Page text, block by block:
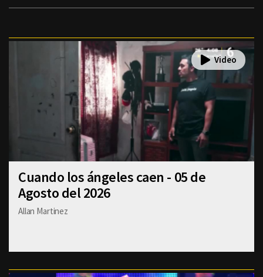
Cuando los ángeles caen - 05 de
Agosto del 2026
Allan Martinez